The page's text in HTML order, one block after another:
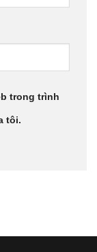
trong trình
tôi.